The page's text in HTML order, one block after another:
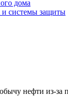
дома
и системы защиты
нефти из-за